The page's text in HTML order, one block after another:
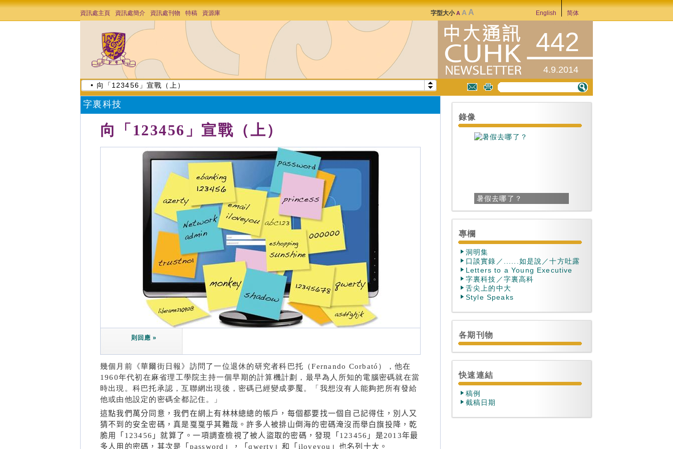
資訊處主頁 資訊處簡介 資訊處刊物 特稿 資源庫 字型大小A A A English 简体
442
4.9.2014
• 向「123456」宣戰（上）
字裏科技
向「123456」宣戰（上）
則回應 »
幾個月前《華爾街日報》訪問了一位退休的研究者科巴托（Fernando Corbató），他在
1960年代初在麻省理工學院主持一個早期的計算機計劃，最早為人所知的電腦密碼就在當
時出現。科巴托承認，互聯網出現後，密碼已經變成夢魘。「我想沒有人能夠把所有發給
他或由他設定的密碼全都記住。」
這點我們萬分同意，我們在網上有林林總總的帳戶，每個都要找一個自己記得住，別人又
猜不到的安全密碼，真是戛戛乎其難哉。許多人被排山倒海的密碼淹沒而舉白旗投降，乾
脆用「123456」就算了。一項調查檢視了被人盜取的密碼，發現「123456」是2013年最
多人用的密碼，其次是「password」，「qwerty」和「iloveyou」也名列十大。
錄像
暑假去哪了？
專欄
洞明集
口談實錄／......如是說／十方吐露
Letters to a Young Executive
字裏科技／字裏高科
舌尖上的中大
Style Speaks
各期刊物
快速連結
稿例
截稿日期